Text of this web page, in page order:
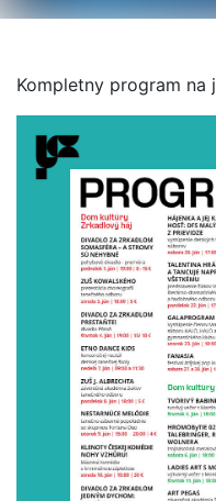
Kompletny program na